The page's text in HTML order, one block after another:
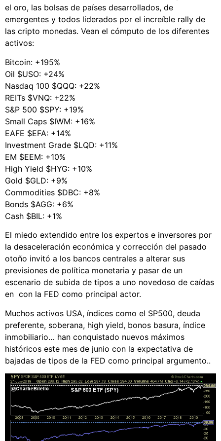
el oro, las bolsas de países desarrollados, de
emergentes y todos liderados por el increíble rally de
las cripto monedas. Vean el cómputo de los diferentes
activos:
Bitcoin: +195%
Oil $USO: +24%
Nasdaq 100 $QQQ: +22%
REITs $VNQ: +22%
S&P 500 $SPY: +19%
Small Caps $IWM: +16%
EAFE $EFA: +14%
Investment Grade $LQD: +11%
EM $EEM: +10%
High Yield $HYG: +10%
Gold $GLD: +9%
Commodities $DBC: +8%
Bonds $AGG: +6%
Cash $BIL: +1%
El miedo extendido entre los expertos e inversores por
la desaceleración económica y corrección del pasado
otoño invitó a los bancos centrales a alterar sus
previsiones de política monetaria y pasar de un
escenario de subida de tipos a uno novedoso de caídas
en con la FED como principal actor.
Muchos activos USA, índices como el SP500, deuda
preferente, soberana, high yield, bonos basura, índice
inmobiliario… han conquistado nuevos máximos
históricos este mes de junio con la expectativa de
bajadas de tipos de la FED como principal argumento..